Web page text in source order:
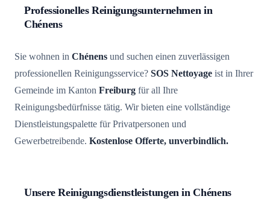
Professionelles Reinigungsunternehmen in
Chénens
Sie wohnen in Chénens und suchen einen zuverlässigen
professionellen Reinigungsservice? SOS Nettoyage ist in Ihrer
Gemeinde im Kanton Freiburg für all Ihre
Reinigungsbedürfnisse tätig. Wir bieten eine vollständige
Dienstleistungspalette für Privatpersonen und
Gewerbetreibende. Kostenlose Offerte, unverbindlich.
Unsere Reinigungsdienstleistungen in Chénens